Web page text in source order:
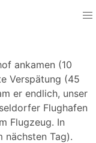
ankamen (10
Verspätung (45
er endlich, unser
Flughafen
Flugzeug. In
nächsten Tag).